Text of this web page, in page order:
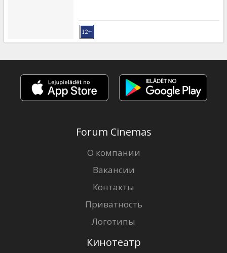
Forum Cinemas
О компании
Вакансии
Контакты
Приватность
Логотипы
Кинотеатр